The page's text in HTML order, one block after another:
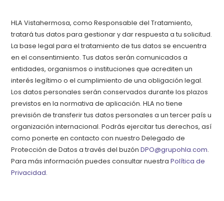
HLA Vistahermosa, como Responsable del Tratamiento,
tratará tus datos para gestionar y dar respuesta a tu solicitud.
La base legal para el tratamiento de tus datos se encuentra
en el consentimiento. Tus datos serán comunicados a
entidades, organismos o instituciones que acrediten un
interés legítimo o el cumplimiento de una obligación legal.
Los datos personales serán conservados durante los plazos
previstos en la normativa de aplicación. HLA no tiene
previsión de transferir tus datos personales a un tercer país u
organización internacional. Podrás ejercitar tus derechos, así
como ponerte en contacto con nuestro Delegado de
Protección de Datos a través del buzónDPO@grupohla.com.
Para más información puedes consultar nuestraPolítica de
Privacidad.